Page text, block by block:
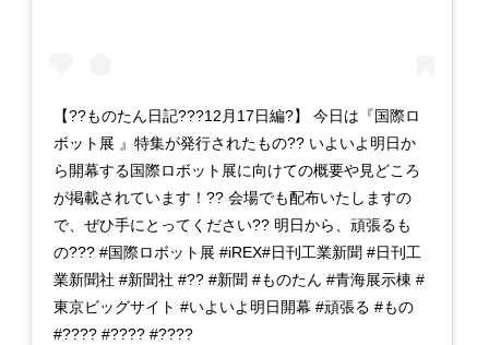
【??ものたん日記???12月17日編?】 今日は『国際ロ
ボット展 』特集が発行されたもの?? いよいよ明日か
ら開幕する国際ロボット展に向けての概要や見どころ
が掲載されています！?? 会場でも配布いたしますの
で、ぜひ手にとってください?? 明日から、頑張るも
の??? #国際ロボット展 #iREX#日刊工業新聞 #日刊工
業新聞社 #新聞社 #?? #新聞 #ものたん #青海展示棟 #
東京ビッグサイト #いよいよ明日開幕 #頑張る #もの
#???? #???? #????